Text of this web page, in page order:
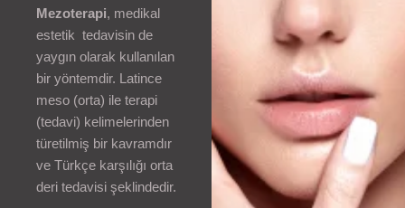
Mezoterapi, medikal
estetik tedavisin de
yaygın olarak kullanılan
bir yöntemdir. Latince
meso (orta) ile terapi
(tedavi) kelimelerinden
türetilmiş bir kavramdır
ve Türkçe karşılığı orta
deri tedavisi şeklindedir.